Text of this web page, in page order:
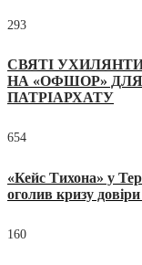
293
СВЯТІ
НА «ОФШОР»
ПАТРІАРХАТУ
654
«Кейс Тихона» у
оголив кризу
160